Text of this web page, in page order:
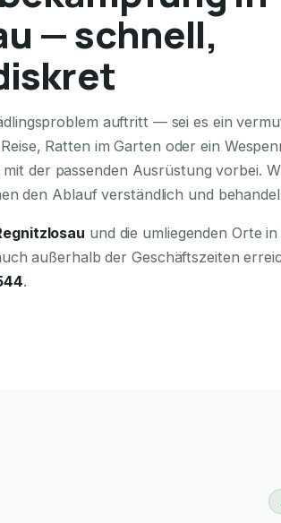
— schnell,
auftritt — sei es ein
Ratten im Garten oder ein
der passenden Ausrüstung vorbei.
den Ablauf verständlich und
und die umliegenden Orte
außerhalb der Geschäftszeiten
.